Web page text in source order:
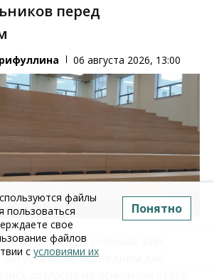
перед
06 августа 2026, 13:00
в высшие учебные заведения
было последним днем,
согласия на основном этапе
файлы
пользоваться
свое
файлов
с условиями их
Понятно